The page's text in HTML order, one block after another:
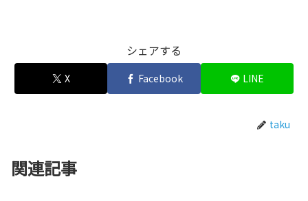
シェアする
X Facebook LINE
taku
関連記事